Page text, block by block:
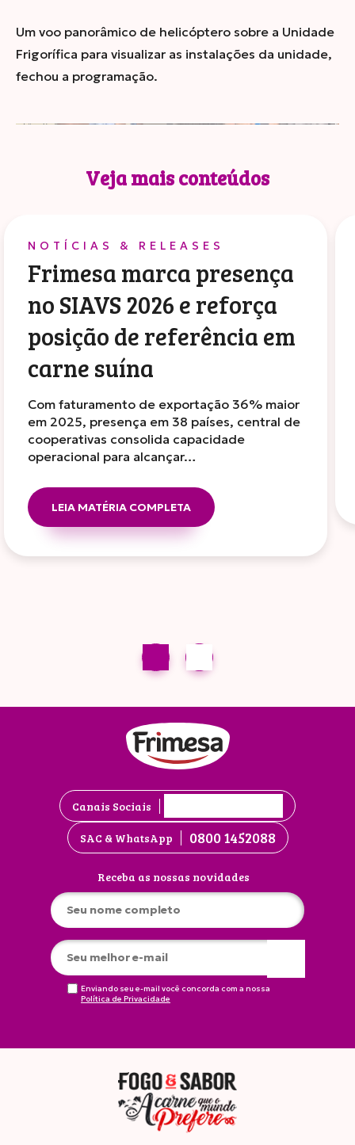
Um voo panorâmico de helicóptero sobre a Unidade
Frigorífica para visualizar as instalações da unidade,
fechou a programação.
Veja mais conteúdos
NOTÍCIAS & RELEASES
Frimesa marca presença
no SIAVS 2026 e reforça
posição de referência em
carne suína
Com faturamento de exportação 36% maior
em 2025, presença em 38 países, central de
cooperativas consolida capacidade
operacional para alcançar…
LEIA MATÉRIA COMPLETA
Canais Sociais
SAC & WhatsApp 0800 1452088
Receba as nossas novidades
Enviando seu e-mail você concorda com a nossa
Política de Privacidade